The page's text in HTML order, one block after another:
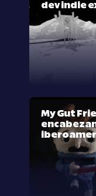
dev indie
My Gut